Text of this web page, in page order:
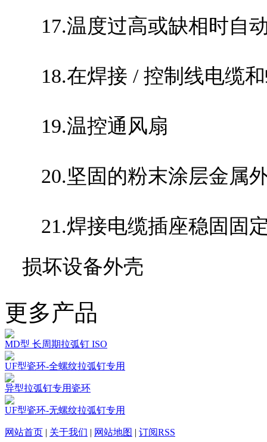
17.温度过高或缺相时自
18.在焊接 /控制线电缆
19.温控通风扇
20.坚固的粉末涂层金属
21.焊接电缆插座稳固固
损坏设备外壳
更多产品
MD型 长周期拉弧钉 ISO
UF型瓷环-全螺纹拉弧钉专用
异型拉弧钉专用瓷环
UF型瓷环-无螺纹拉弧钉专用
网站首页 | 关于我们 | 网站地图 | 订阅RSS